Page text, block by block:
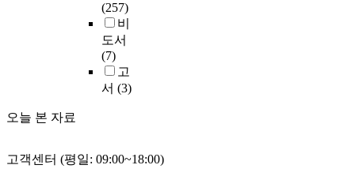
(257)
비
도서
(7)
고
서 (3)
오늘 본 자료
고객센터 (평일: 09:00~18:00)